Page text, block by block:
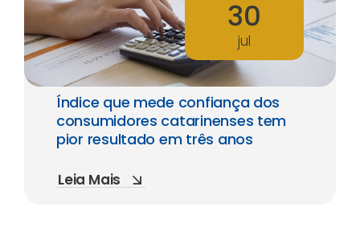
30
jul
Índice que mede confiança dos
consumidores catarinenses tem
pior resultado em três anos
Leia Mais